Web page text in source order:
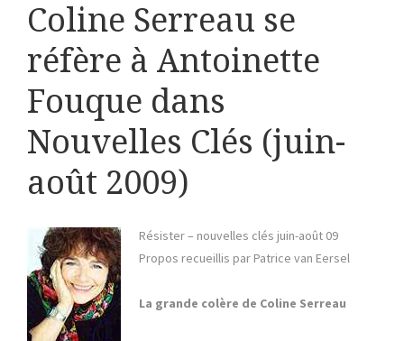
Coline Serreau se
réfère à Antoinette
Fouque dans
Nouvelles Clés (juin-
août 2009)
Résister – nouvelles clés juin-août 09
Propos recueillis par Patrice van Eersel
La grande colère de Coline Serreau